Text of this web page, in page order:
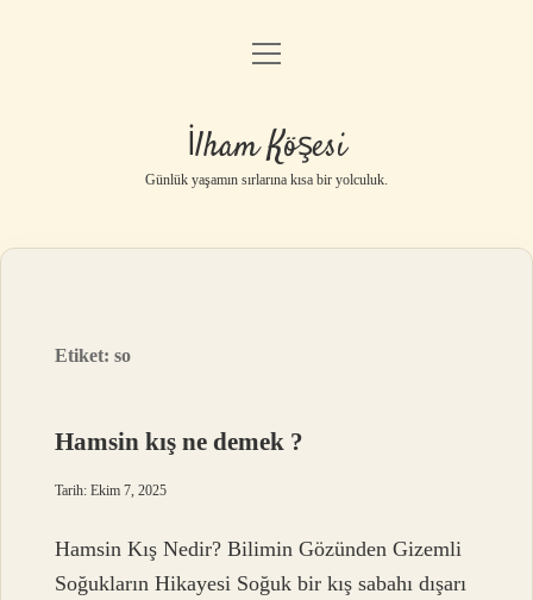
Anasayfa
Yasal Uyarı
menüyü
İlham Köşesi
Günlük yaşamın sırlarına kısa bir yolculuk.
Etiket:so
Hamsin kış ne demek ?
Tarih: Ekim 7, 2025
Hamsin Kış Nedir? Bilimin Gözünden Gizemli
Soğukların Hikayesi Soğuk bir kış sabahı dışarı